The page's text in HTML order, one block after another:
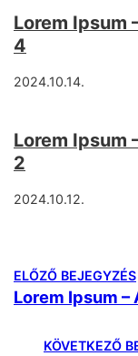
Lorem Ipsum
4
2024.10.14.
Lorem Ipsum
2
2024.10.12.
ELŐZŐ BEJEGYZÉS
Lorem Ipsum
KÖVETKEZŐ